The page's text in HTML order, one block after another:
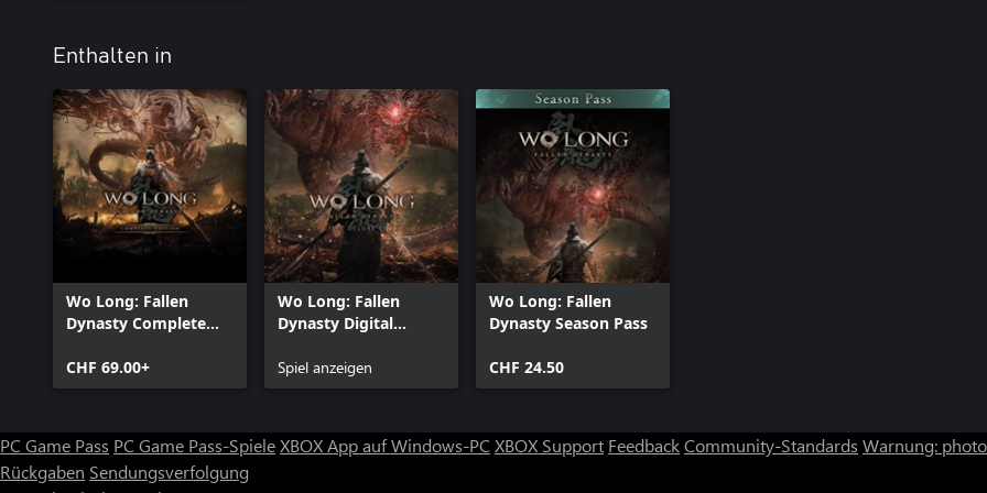
Enthalten in
Wo Long: Fallen
Dynasty Complete
CHF 69.00+
Wo Long: Fallen
Dynasty Digital
Spiel anzeigen
Wo Long: Fallen
Dynasty Season Pass
CHF 24.50
PC Game Pass PC Game Pass-SpieleXBOX App auf Windows-PC XBOX Support FeedbackCommunity-Standards Warnung:
Rückgaben Sendungsverfolgung